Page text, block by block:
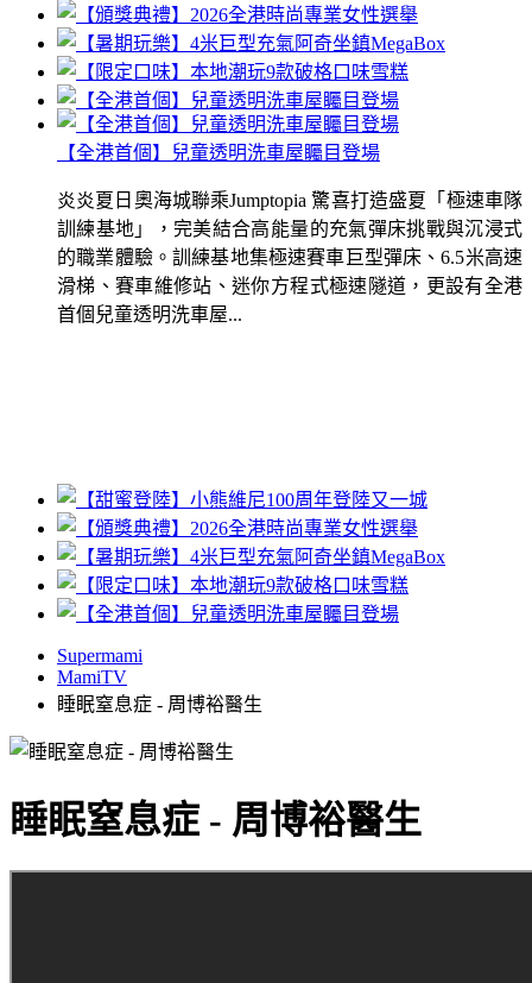
【全港首個】兒童透明洗車屋矚目登場
炎炎夏日奧海城聯乘Jumptopia 驚喜打造盛夏「極速車隊
訓練基地」，完美結合高能量的充氣彈床挑戰與沉浸式
的職業體驗。訓練基地集極速賽車巨型彈床、6.5米高速
滑梯、賽車維修站、迷你方程式極速隧道，更設有全港
首個兒童透明洗車屋...
Supermami
MamiTV
睡眠窒息症 - 周博裕醫生
睡眠窒息症 - 周博裕醫生